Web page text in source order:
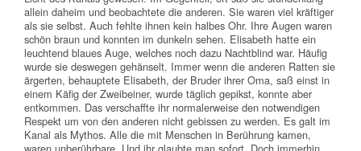
allein daheim und beobachtete die anderen. Sie waren viel kräftiger
als sie selbst. Auch fehlte ihnen kein halbes Ohr. Ihre Augen waren
schön braun und konnten im dunkeln sehen. Elisabeth hatte ein
leuchtend blaues Auge, welches noch dazu Nachtblind war. Häufig
wurde sie deswegen gehänselt. Immer wenn die anderen Ratten sie
ärgerten, behauptete Elisabeth, der Bruder ihrer Oma, saß einst in
einem Käfig der Zweibeiner, wurde täglich gepikst, konnte aber
entkommen. Das verschaffte ihr normalerweise den notwendigen
Respekt um von den anderen nicht gebissen zu werden. Es galt im
Kanal als Mythos. Alle die mit Menschen in Berührung kamen,